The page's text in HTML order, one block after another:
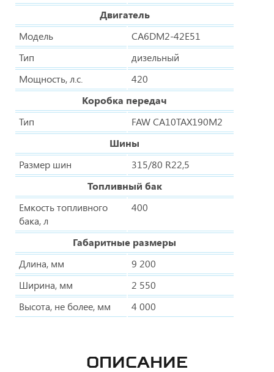
Двигатель
Модель
CA6DM2-42E51
Тип
дизельный
Мощность, л.с.
420
Коробка передач
Тип
FAW CA10TAX190M2
Шины
Размер шин
315/80 R22,5
Топливный бак
Емкость топливного
бака, л
400
Габаритные размеры
Длина, мм
9 200
Ширина, мм
2 550
Высота, не более, мм
4 000
ОПИСАНИЕ